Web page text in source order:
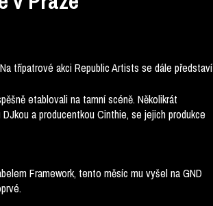
třípatrové akci Republic Artists se dále představí
etablovali na tamní scéně. Několikrát
a producentkou Cinthie, se jejich produkce
Framework, tento měsíc mu vyšel na GND